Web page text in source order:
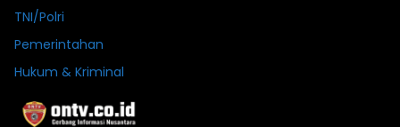
TNI/Polri
Pemerintahan
Hukum & Kriminal